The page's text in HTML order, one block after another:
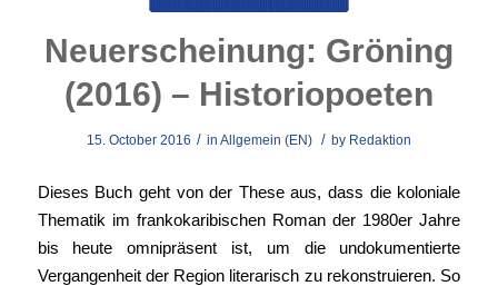
Neuerscheinung: Gröning
(2016) – Historiopoeten
15. October 2016 / in Allgemein (EN) / by Redaktion
Dieses Buch geht von der These aus, dass die koloniale
Thematik im frankokaribischen Roman der 1980er Jahre
bis heute omnipräsent ist, um die undokumentierte
Vergangenheit der Region literarisch zu rekonstruieren. So